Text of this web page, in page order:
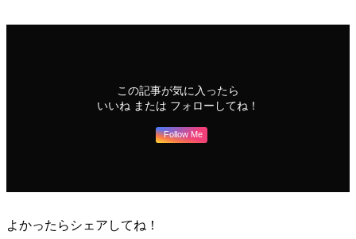
この記事が気に入ったら
いいね または フォローしてね！
Follow Me
よかったらシェアしてね！